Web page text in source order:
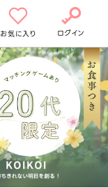
お気に入り ログイン